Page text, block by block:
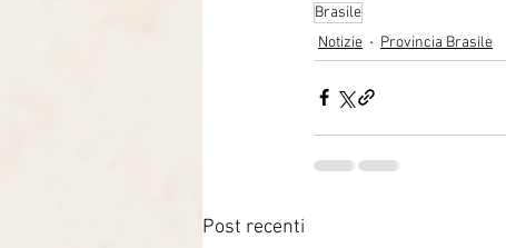
Brasile
Notizie
Provincia Brasile
Post recenti